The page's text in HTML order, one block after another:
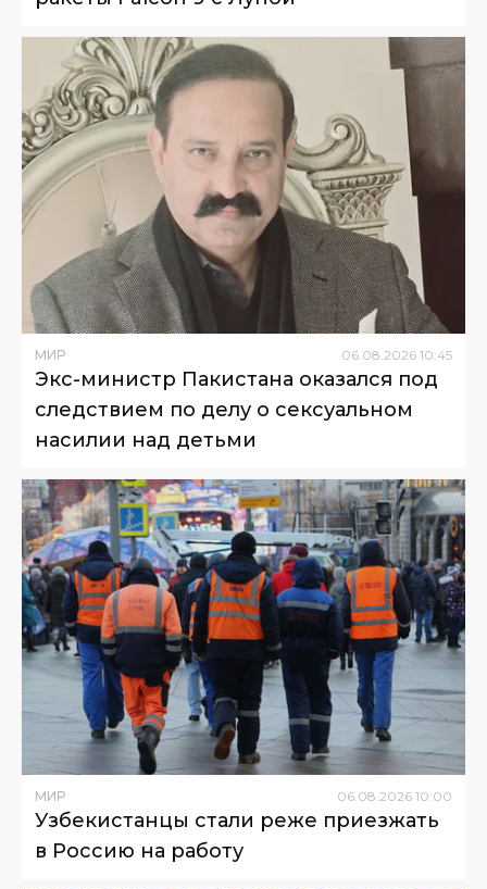
МИР 06 08 2026 10:45
Экс-министр Пакистана оказался под
следствием по делу о сексуальном
насилии над детьми
МИР 06.08.2026 10:00
Узбекистанцы стали реже приезжать
в Россию на работу